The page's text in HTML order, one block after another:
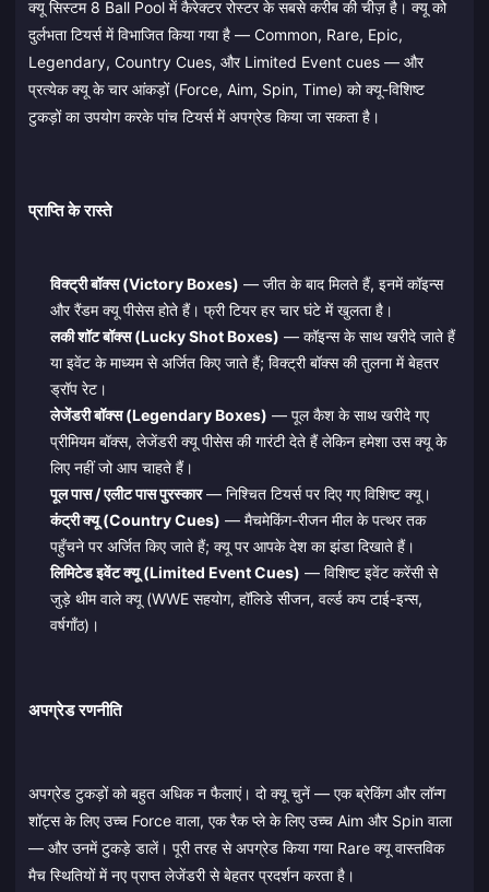
क्यू सिस्टम 8 Ball Pool में कैरेक्टर रोस्टर के सबसे करीब की चीज़ है। क्यू को
दुर्लभता टियर्स में विभाजित किया गया है — Common, Rare, Epic,
Legendary, Country Cues, और Limited Event cues — और
प्रत्येक क्यू के चार आंकड़ों (Force, Aim, Spin, Time) को क्यू-विशिष्ट
टुकड़ों का उपयोग करके पांच टियर्स में अपग्रेड किया जा सकता है।
प्राप्ति के रास्ते
विक्ट्री बॉक्स (Victory Boxes) — जीत के बाद मिलते हैं, इनमें कॉइन्स
और रैंडम क्यू पीसेस होते हैं। फ्री टियर हर चार घंटे में खुलता है।
लकी शॉट बॉक्स (Lucky Shot Boxes) — कॉइन्स के साथ खरीदे जाते हैं
या इवेंट के माध्यम से अर्जित किए जाते हैं; विक्ट्री बॉक्स की तुलना में बेहतर
ड्रॉप रेट।
लेजेंडरी बॉक्स (Legendary Boxes) — पूल कैश के साथ खरीदे गए
प्रीमियम बॉक्स, लेजेंडरी क्यू पीसेस की गारंटी देते हैं लेकिन हमेशा उस क्यू के
लिए नहीं जो आप चाहते हैं।
पूल पास / एलीट पास पुरस्कार— निश्चित टियर्स पर दिए गए विशिष्ट क्यू।
कंट्री क्यू (Country Cues) — मैचमेकिंग-रीजन मील के पत्थर तक
पहुँचने पर अर्जित किए जाते हैं; क्यू पर आपके देश का झंडा दिखाते हैं।
लिमिटेड इवेंट क्यू (Limited Event Cues) — विशिष्ट इवेंट करेंसी से
जुड़े थीम वाले क्यू (WWE सहयोग, हॉलिडे सीजन, वर्ल्ड कप टाई-इन्स,
वर्षगाँठ)।
अपग्रेड रणनीति
अपग्रेड टुकड़ों को बहुत अधिक न फैलाएं। दो क्यू चुनें — एक ब्रेकिंग और लॉन्ग
शॉट्स के लिए उच्च Force वाला, एक रैक प्ले के लिए उच्च Aim और Spin वाला
— और उनमें टुकड़े डालें। पूरी तरह से अपग्रेड किया गया Rare क्यू वास्तविक
मैच स्थितियों में नए प्राप्त लेजेंडरी से बेहतर प्रदर्शन करता है।